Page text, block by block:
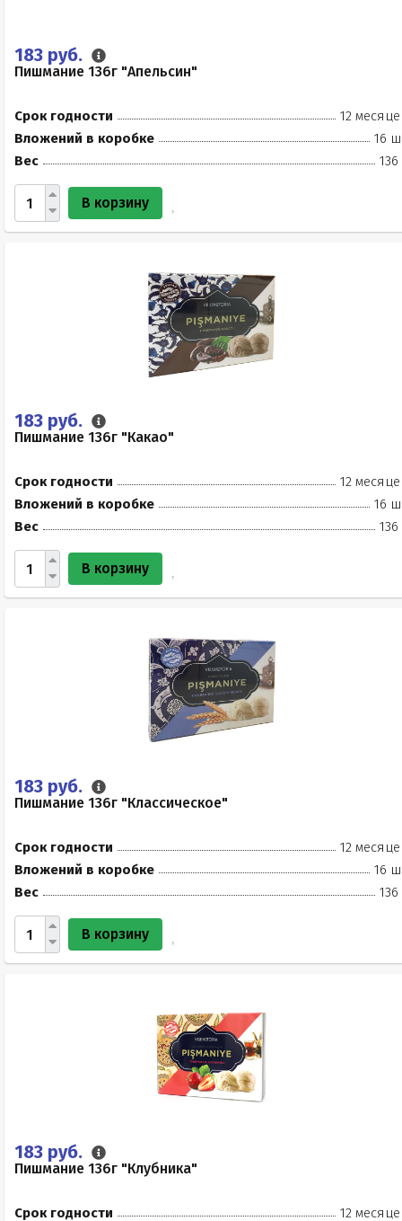
183 руб.
Пишмание 136г "Апельсин"
Срок годности
12
Вложений в коробке
16
Вес
136
В корзину
183 руб.
Пишмание 136г "Какао"
Срок годности
12
Вложений в коробке
16
Вес
136
В корзину
183 руб.
Пишмание 136г "Классическое"
Срок годности
12
Вложений в коробке
16
Вес
136
В корзину
183 руб.
Пишмание 136г "Клубника"
Срок годности
12